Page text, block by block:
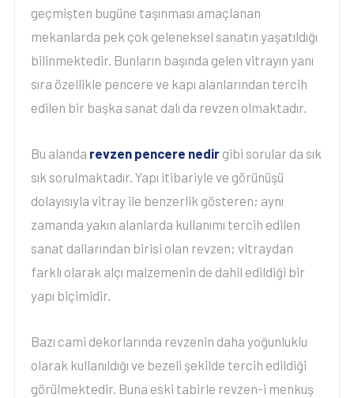
geçmişten bugüne taşınması amaçlanan
mekanlarda pek çok geleneksel sanatın yaşatıldığı
bilinmektedir. Bunların başında gelen vitrayın yanı
sıra özellikle pencere ve kapı alanlarından tercih
edilen bir başka sanat dalı da revzen olmaktadır.
Bu alanda revzen pencere nedir gibi sorular da sık
sık sorulmaktadır. Yapı itibariyle ve görünüşü
dolayısıyla vitray ile benzerlik gösteren; aynı
zamanda yakın alanlarda kullanımı tercih edilen
sanat dallarından birisi olan revzen; vitraydan
farklı olarak alçı malzemenin de dahil edildiği bir
yapı biçimidir.
Bazı cami dekorlarında revzenin daha yoğunluklu
olarak kullanıldığı ve bezeli şekilde tercih edildiği
görülmektedir. Buna eski tabirle revzen-i menkuş